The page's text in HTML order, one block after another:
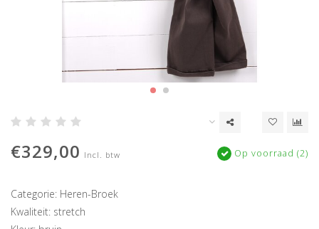
€329,00 Incl. btw Op voorraad (2)
Categorie: Heren-Broek
Kwaliteit: stretch